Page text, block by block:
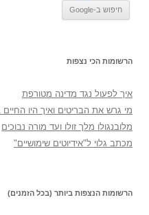
הרשומות הכי נצפות
איך לפעול נגד מדינה מטורפת
מי גרש את הבריטים ואיך היו
מלובנגולו מלך זולו ועד מורה נבוכים
מכתב גלוי ל"אידיוטים שימושיים"
הרשומות הנצפות ביותר (בכל הזמנים)